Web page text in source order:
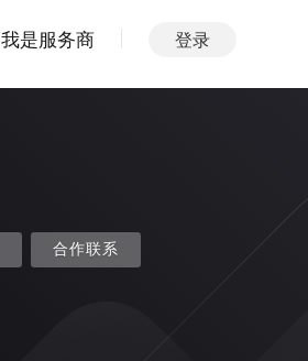
我是服务商 登录
合作联系